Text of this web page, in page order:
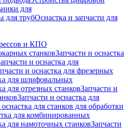
для
для трубОснастка и запчасти для
и КПО
станковЗапчасти и оснастка
и оснастка для
и оснастка для фрезерных
для шлифовальных
для отрезных станковЗапчасти и
Запчасти и оснастка для
для станков для обработки
для комбинированных
для намоточных станковЗапчасти